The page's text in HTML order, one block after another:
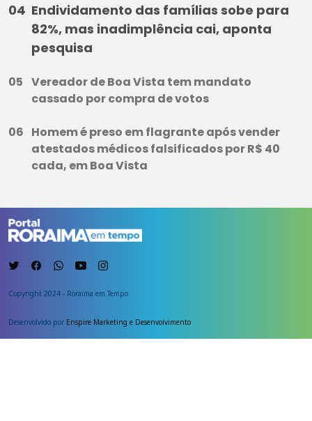
Endividamento das famílias sobe para
82%, mas inadimplência cai, aponta
pesquisa
Vereador de Boa Vista tem mandato
cassado por compra de votos
Homem é preso em flagrante após vender
atestados médicos falsificados por R$ 40
cada, em Boa Vista
Copyright 2024 - Roraima em Tempo
Desenvolvido por Enspire Marketing e Desenvolvimento